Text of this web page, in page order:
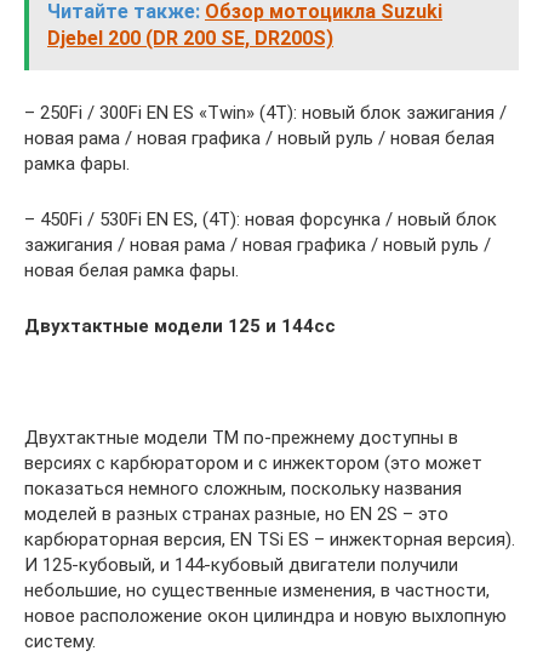
Читайте также: Обзор мотоцикла Suzuki
Djebel 200 (DR 200 SE, DR200S)
– 250Fi / 300Fi EN ES «Twin» (4Т): новый блок зажигания /
новая рама / новая графика / новый руль / новая белая
рамка фары.
– 450Fi / 530Fi EN ES, (4Т): новая форсунка / новый блок
зажигания / новая рама / новая графика / новый руль /
новая белая рамка фары.
Двухтактные модели 125 и 144cc
Двухтактные модели TM по-прежнему доступны в
версиях с карбюратором и с инжектором (это может
показаться немного сложным, поскольку названия
моделей в разных странах разные, но EN 2S – это
карбюраторная версия, EN TSi ES – инжекторная версия).
И 125-кубовый, и 144-кубовый двигатели получили
небольшие, но существенные изменения, в частности,
новое расположение окон цилиндра и новую выхлопную
систему.